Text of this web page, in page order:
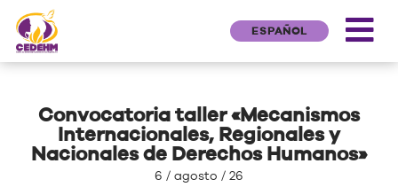
ESPAÑOL
Convocatoria taller «Mecanismos
Internacionales, Regionales y
Nacionales de Derechos Humanos»
6 / agosto / 26